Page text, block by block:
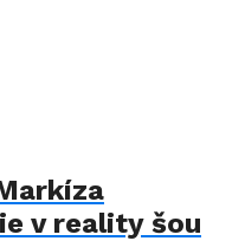
v reality šou